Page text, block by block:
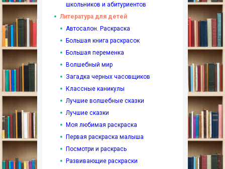
школьников и абитуриентов
Литература для детей
Автосалон. Раскраска
Большая книга раскрасок
Большая переменка
Волшебный мир
Загадка черных часовщиков
Классные каникулы
Лучшие волшебные сказки
Лучшие сказки
Моя любимая раскраска
Первая раскраска малыша
Посмотри и раскрась
Развивающие раскраски